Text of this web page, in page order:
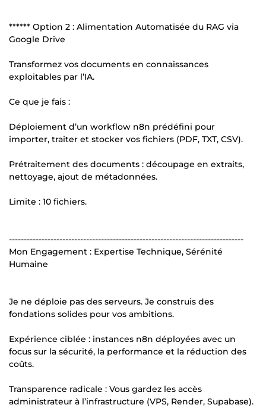
****** Option 2 : Alimentation Automatisée du RAG via
Google Drive
Transformez vos documents en connaissances
exploitables par l’IA.
Ce que je fais :
Déploiement d’un workflow n8n prédéfini pour
importer, traiter et stocker vos fichiers (PDF, TXT, CSV).
Prétraitement des documents : découpage en extraits,
nettoyage, ajout de métadonnées.
Limite : 10 fichiers.
-------------------------------------------------------------------------------
Mon Engagement : Expertise Technique, Sérénité
Humaine
Je ne déploie pas des serveurs. Je construis des
fondations solides pour vos ambitions.
Expérience ciblée : instances n8n déployées avec un
focus sur la sécurité, la performance et la réduction des
coûts.
Transparence radicale : Vous gardez les accès
administrateur à l’infrastructure (VPS, Render, Supabase).